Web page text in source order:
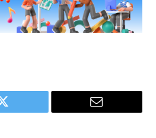
Twitter Email